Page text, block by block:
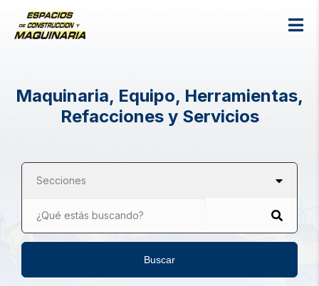
Maquinaria, Equipo, Herramientas,
Refacciones y Servicios
Secciones
¿Qué estás buscando?
Buscar